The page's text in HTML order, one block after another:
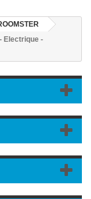
Electrique -